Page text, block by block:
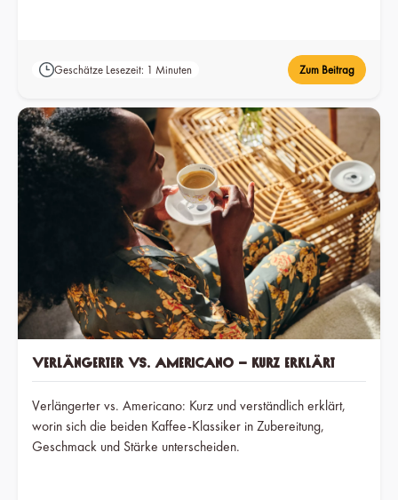
Geschätze Lesezeit: 1 Minuten Zum Beitrag
Verlängerter vs. Americano – kurz erklärt
Verlängerter vs. Americano: Kurz und verständlich erklärt,
worin sich die beiden Kaffee-Klassiker in Zubereitung,
Geschmack und Stärke unterscheiden.